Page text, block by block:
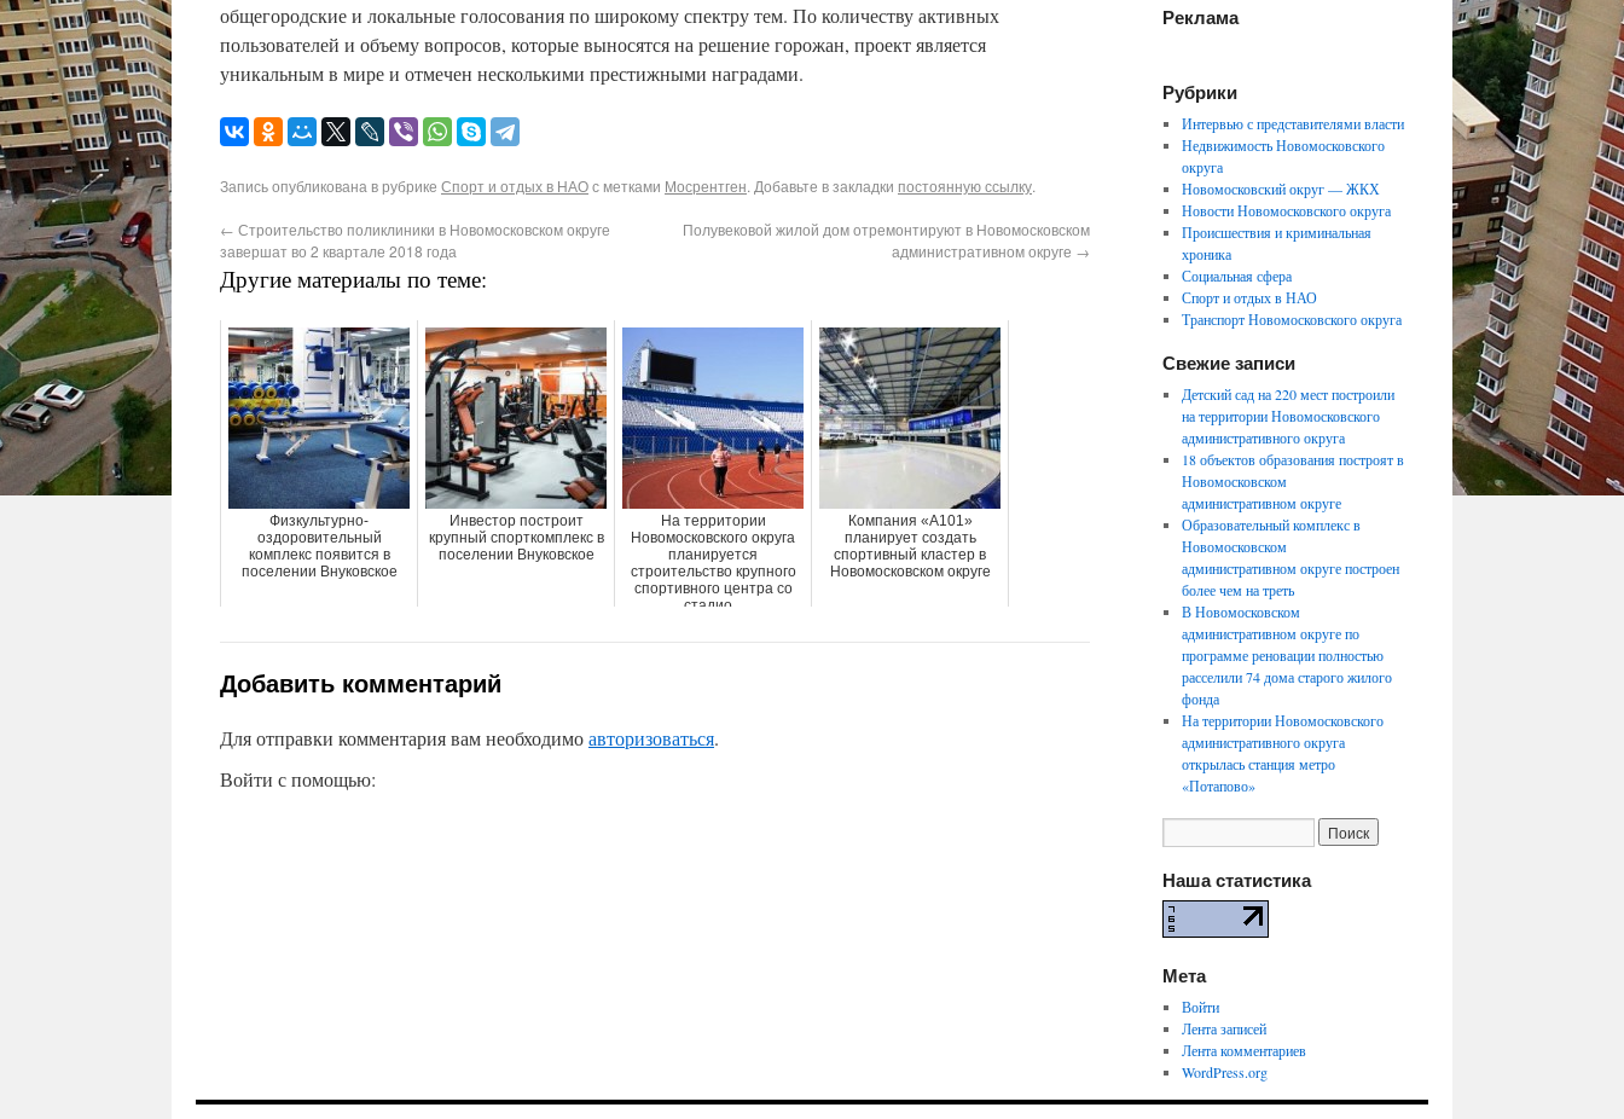
общегородские и локальные голосования по широкому спектру тем. По количеству активных
пользователей и объему вопросов, которые выносятся на решение горожан, проект является
уникальным в мире и отмечен несколькими престижными наградами.
Запись опубликована в рубрике Спорт и отдых в НАОс метками Мосрентген. Добавьте в закладки постоянную ссылку.
← Строительство поликлиники в Новомосковском округе
завершат во 2 квартале 2018 года
Полувековой жилой дом отремонтируют в Новомосковском
административном округе →
Другие материалы по теме:
Физкультурно-
оздоровительный
комплекс появится в
поселении Внуковское
Инвестор построит
крупный спорткомплекс в
поселении Внуковское
На территории
Новомосковского округа
планируется
строительство крупного
спортивного центра со
стадио...
Компания «А101»
планирует создать
спортивный кластер в
Новомосковском округе
Добавить комментарий
Для отправки комментария вам необходимоавторизоваться.
Войти с помощью:
Реклама
Рубрики
Интервью с представителями власти
Недвижимость Новомосковского
округа
Новомосковский округ — ЖКХ
Новости Новомосковского округа
Происшествия и криминальная
хроника
Социальная сфера
Спорт и отдых в НАО
Транспорт Новомосковского округа
Свежие записи
Детский сад на 220 мест построили
на территории Новомосковского
административного округа
18 объектов образования построят в
Новомосковском
административном округе
Образовательный комплекс в
Новомосковском
административном округе построен
более чем на треть
В Новомосковском
административном округе по
программе реновации полностью
расселили 74 дома старого жилого
фонда
На территории Новомосковского
административного округа
открылась станция метро
«Потапово»
Наша статистика
Мета
Войти
Лента записей
Лента комментариев
WordPress.org